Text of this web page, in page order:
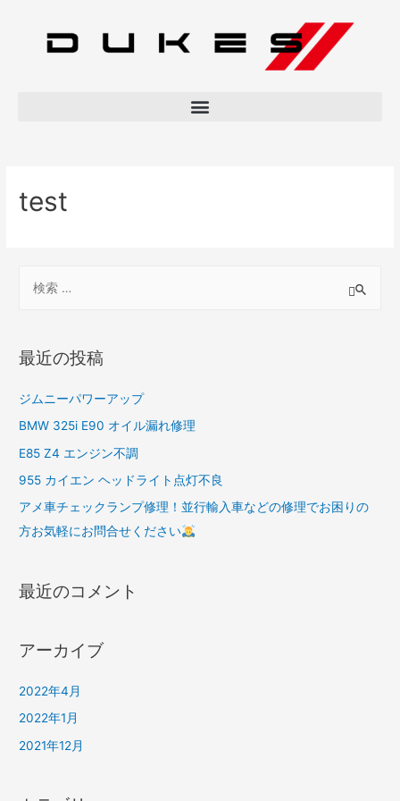
test
最近の投稿
ジムニーパワーアップ
BMW 325i E90 オイル漏れ修理
E85 Z4 エンジン不調
955 カイエン ヘッドライト点灯不良
アメ車チェックランプ修理！並行輸入車などの修理でお困りの
方お気軽にお問合せください
最近のコメント
アーカイブ
2022年4月
2022年1月
2021年12月